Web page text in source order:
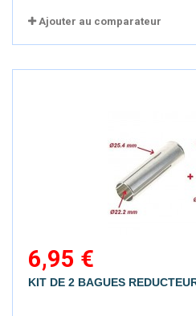
Ajouter au comparateur
6,95 €
KIT DE 2 BAGUES